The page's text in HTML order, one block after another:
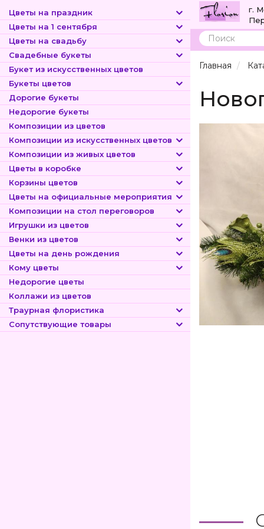
Цветы на праздник
Цветы на 1 сентября
Цветы на свадьбу
Свадебные букеты
Букет из искусственных цветов
Букеты цветов
Дорогие букеты
Недорогие букеты
Композиции из цветов
Композиции из искусственных цветов
Композиции из живых цветов
Цветы в коробке
Корзины цветов
Цветы на официальные мероприятия
Композиции на стол переговоров
Игрушки из цветов
Венки из цветов
Цветы на день рождения
Кому цветы
Недорогие цветы
Коллажи из цветов
Траурная флористика
Сопутствующие товары
г.
Поиск
Главная